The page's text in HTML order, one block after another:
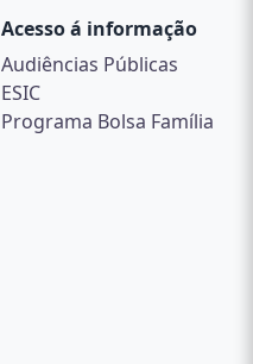
Acesso á informação
Audiências Públicas
ESIC
Programa Bolsa Família